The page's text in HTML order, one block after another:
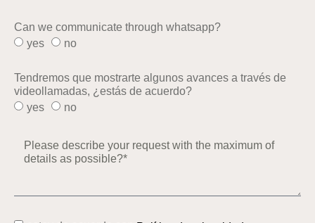
Can we communicate through whatsapp?
yes
no
Tendremos que mostrarte algunos avances a través de
videollamadas, ¿estás de acuerdo?
yes
no